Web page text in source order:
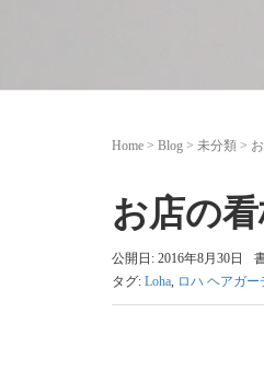
Home > Blog > 未分類 >
お店の
公開日: 2016年8月30日
タグ: Loha, ロハ ヘアガー